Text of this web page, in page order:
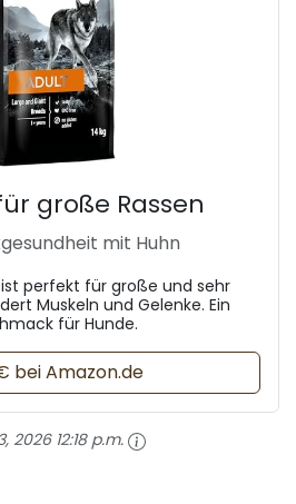
große Rassen
mit Huhn
perfekt für große und sehr
Muskeln und Gelenke. Ein
für Hunde.
bei Amazon.de
2026 12:18 p.m.